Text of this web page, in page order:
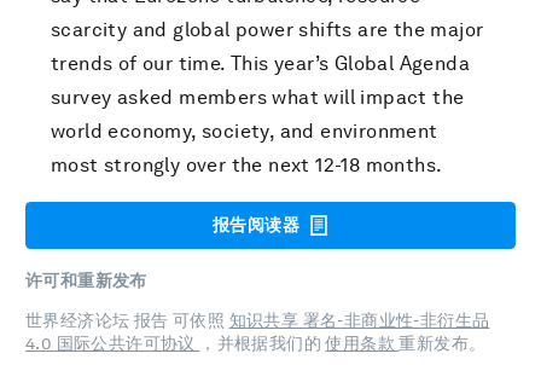
scarcity and global power shifts are the major
trends of our time. This year’s Global Agenda
survey asked members what will impact the
world economy, society, and environment
most strongly over the next 12-18 months.
报告阅读器
许可和重新发布
世界经济论坛 报告 可依照 知识共享 署名-非商业性-非衍生品
4.0 国际公共许可协议
，并根据我们的使用条款重新发布。